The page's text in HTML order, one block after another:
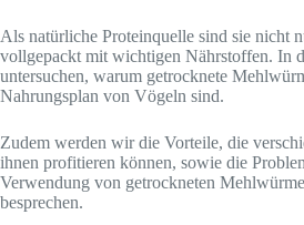
Als natürliche Proteinquelle sind sie nicht
vollgepackt mit wichtigen Nährstoffen. In
untersuchen, warum getrocknete
Nahrungsplan von Vögeln sind.
Zudem werden wir die Vorteile, die
ihnen profitieren können, sowie die
Verwendung von getrockneten
besprechen.